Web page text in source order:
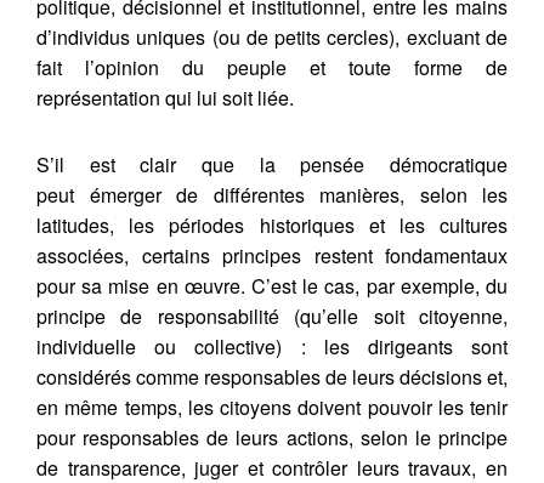
politique, décisionnel et institutionnel, entre les mains
d’individus uniques (ou de petits cercles), excluant de
fait l’opinion du peuple et toute forme de
représentation qui lui soit liée.
S’il est clair que la pensée démocratique
peut émerger de différentes manières, selon les
latitudes, les périodes historiques et les cultures
associées, certains principes restent fondamentaux
pour sa mise en œuvre. C’est le cas, par exemple, du
principe de responsabilité (qu’elle soit citoyenne,
individuelle ou collective) : les dirigeants sont
considérés comme responsables de leurs décisions et,
en même temps, les citoyens doivent pouvoir les tenir
pour responsables de leurs actions, selon le principe
de transparence, juger et contrôler leurs travaux, en